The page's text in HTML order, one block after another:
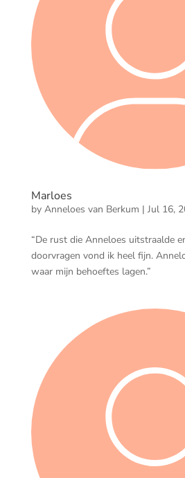
Marloes
by Anneloes van Berkum | Jul 16,
“De rust die Anneloes uitstraalde
doorvragen vond ik heel fijn.
waar mijn behoeftes lagen.”